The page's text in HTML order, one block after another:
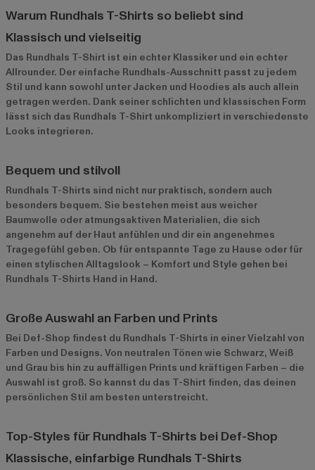
Warum Rundhals T-Shirts so beliebt sind
Klassisch und vielseitig
Das Rundhals T-Shirt ist ein echter Klassiker und ein echter
Allrounder. Der einfache Rundhals-Ausschnitt passt zu jedem
Stil und kann sowohl unter Jacken und Hoodies als auch allein
getragen werden. Dank seiner schlichten und klassischen Form
lässt sich das Rundhals T-Shirt unkompliziert in verschiedenste
Looks integrieren.
Bequem und stilvoll
Rundhals T-Shirts sind nicht nur praktisch, sondern auch
besonders bequem. Sie bestehen meist aus weicher
Baumwolle oder atmungsaktiven Materialien, die sich
angenehm auf der Haut anfühlen und dir ein angenehmes
Tragegefühl geben. Ob für entspannte Tage zu Hause oder für
einen stylischen Alltagslook – Komfort und Style gehen bei
Rundhals T-Shirts Hand in Hand.
Große Auswahl an Farben und Prints
Bei Def-Shop findest du Rundhals T-Shirts in einer Vielzahl von
Farben und Designs. Von neutralen Tönen wie Schwarz, Weiß
und Grau bis hin zu auffälligen Prints und kräftigen Farben – die
Auswahl ist groß. So kannst du das T-Shirt finden, das deinen
persönlichen Stil am besten unterstreicht.
Top-Styles für Rundhals T-Shirts bei Def-Shop
Klassische, einfarbige Rundhals T-Shirts